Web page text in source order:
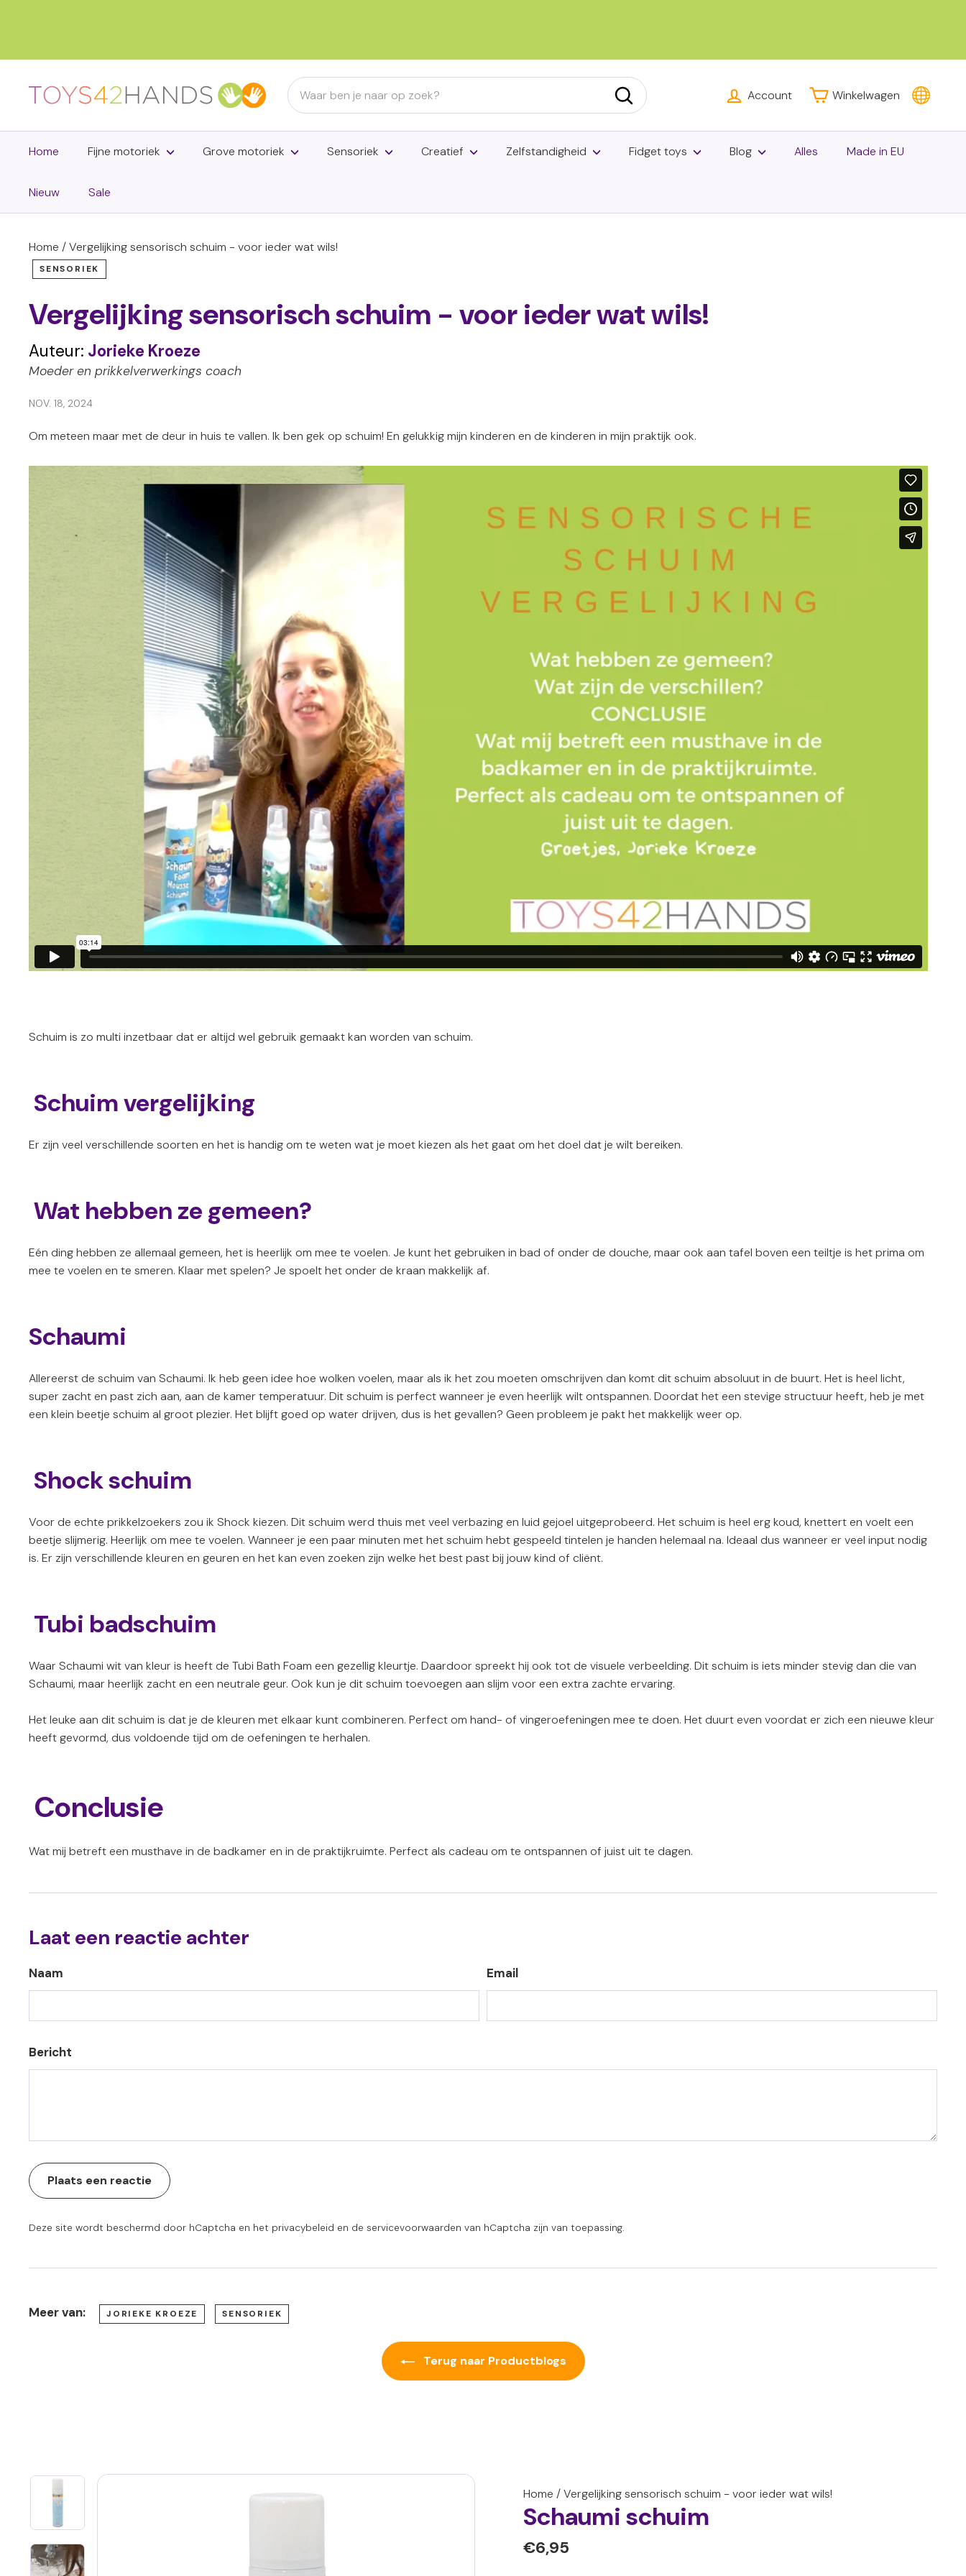
T
y
s
2
h
n
d
Search
Zoek
Account Winkelwagen
Home Fijne motoriek Grove motoriek Sensoriek Creatief Zelfstandigheid Fidget toys Blog Alles Made in EU
Nieuw Sale
Home /Vergelijking sensorisch schuim - voor ieder wat wils!
SENSORIEK
Vergelijking sensorisch schuim - voor ieder wat wils!
Auteur: Jorieke Kroeze
Moeder en prikkelverwerkings coach
NOV. 18, 2024
Om meteen maar met de deur in huis te vallen. Ik ben gek op schuim! En gelukkig mijn kinderen en de kinderen in mijn praktijk ook.
Schuim is zo multi inzetbaar dat er altijd wel gebruik gemaakt kan worden van schuim.
Schuim vergelijking
Er zijn veel verschillende soorten en het is handig om te weten wat je moet kiezen als het gaat om het doel dat je wilt bereiken.
Wat hebben ze gemeen?
Eén ding hebben ze allemaal gemeen, het is heerlijk om mee te voelen. Je kunt het gebruiken in bad of onder de douche, maar ook aan tafel boven een teiltje is het prima om
mee te voelen en te smeren. Klaar met spelen? Je spoelt het onder de kraan makkelijk af.
Schaumi
Allereerst de schuim van Schaumi. Ik heb geen idee hoe wolken voelen, maar als ik het zou moeten omschrijven dan komt dit schuim absoluut in de buurt. Het is heel licht,
super zacht en past zich aan, aan de kamer temperatuur. Dit schuim is perfect wanneer je even heerlijk wilt ontspannen. Doordat het een stevige structuur heeft, heb je met
een klein beetje schuim al groot plezier. Het blijft goed op water drijven, dus is het gevallen? Geen probleem je pakt het makkelijk weer op.
Shock schuim
Voor de echte prikkelzoekers zou ik Shock kiezen. Dit schuim werd thuis met veel verbazing en luid gejoel uitgeprobeerd. Het schuim is heel erg koud, knettert en voelt een
beetje slijmerig. Heerlijk om mee te voelen. Wanneer je een paar minuten met het schuim hebt gespeeld tintelen je handen helemaal na. Ideaal dus wanneer er veel input nodig
is. Er zijn verschillende kleuren en geuren en het kan even zoeken zijn welke het best past bij jouw kind of cliënt.
Tubi badschuim
Waar Schaumi wit van kleur is heeft de Tubi Bath Foam een gezellig kleurtje. Daardoor spreekt hij ook tot de visuele verbeelding. Dit schuim is iets minder stevig dan die van
Schaumi, maar heerlijk zacht en een neutrale geur. Ook kun je dit schuim toevoegen aan slijm voor een extra zachte ervaring.
Het leuke aan dit schuim is dat je de kleuren met elkaar kunt combineren. Perfect om hand- of vingeroefeningen mee te doen. Het duurt even voordat er zich een nieuwe kleur
heeft gevormd, dus voldoende tijd om de oefeningen te herhalen.
Conclusie
Wat mij betreft een musthave in de badkamer en in de praktijkruimte. Perfect als cadeau om te ontspannen of juist uit te dagen.
Laat een reactie achter
Naam Email
Bericht
Plaats een reactie
Deze site wordt beschermd door hCaptcha en het privacybeleid en de servicevoorwaarden van hCaptcha zijn van toepassing.
Meer van: JORIEKE KROEZE SENSORIEK
Terug naar Productblogs
Home /Vergelijking sensorisch schuim - voor ieder wat wils!
Schaumi schuim
Normale
€6,95